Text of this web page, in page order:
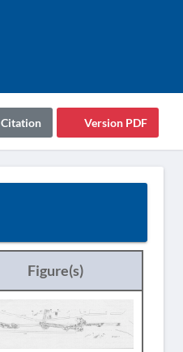
Version PDF
Citation
Figure(s)